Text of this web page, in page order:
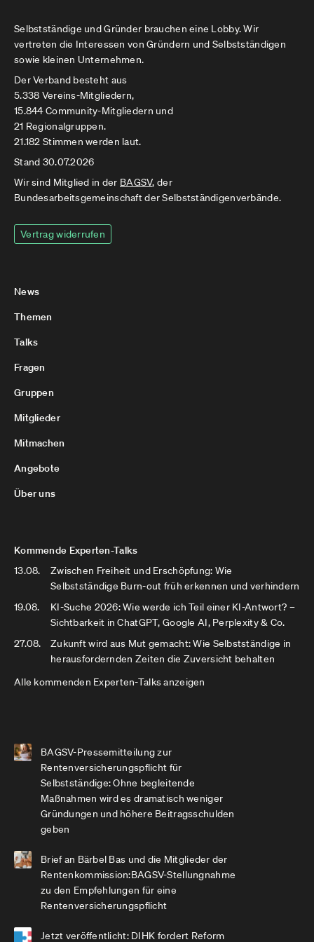
Selbstständige und Gründer brauchen eine Lobby. Wir
vertreten die Interessen von Gründern und Selbstständigen
sowie kleinen Unternehmen.
Der Verband besteht aus
5.338 Vereins-Mitgliedern,
15.844 Community-Mitgliedern und
21 Regionalgruppen.
21.182 Stimmen werden laut.
Stand 30.07.2026
Wir sind Mitglied in der BAGSV, der
Bundesarbeitsgemeinschaft der Selbstständigenverbände.
Vertrag widerrufen
News
Themen
Talks
Fragen
Gruppen
Mitglieder
Mitmachen
Angebote
Über uns
Kommende Experten-Talks
13.08.
Zwischen Freiheit und Erschöpfung: Wie
Selbstständige Burn-out früh erkennen und verhindern
19.08.
KI-Suche 2026: Wie werde ich Teil einer KI-Antwort? –
Sichtbarkeit in ChatGPT, Google AI, Perplexity & Co.
27.08.
Zukunft wird aus Mut gemacht: Wie Selbstständige in
herausfordernden Zeiten die Zuversicht behalten
Alle kommenden Experten-Talks anzeigen
BAGSV-Pressemitteilung zur
Rentenversicherungspflicht für
Selbstständige: Ohne begleitende
Maßnahmen wird es dramatisch weniger
Gründungen und höhere Beitragsschulden
geben
Brief an Bärbel Bas und die Mitglieder der
Rentenkommission:BAGSV-Stellungnahme
zu den Empfehlungen für eine
Rentenversicherungspflicht
Jetzt veröffentlicht: DIHK fordert Reform